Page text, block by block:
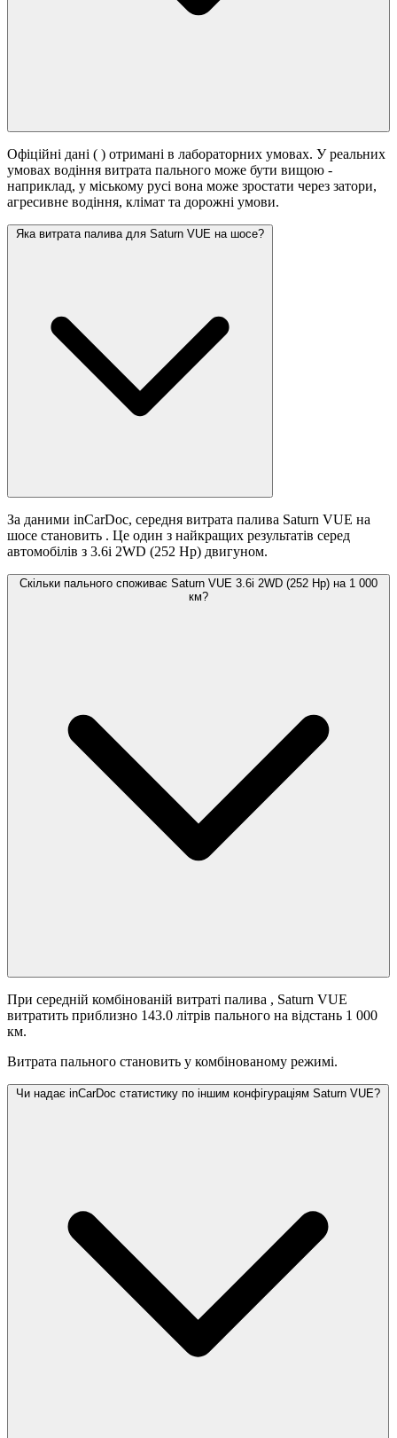
Офіційні дані ( ) отримані в лабораторних умовах. У реальних
умовах водіння витрата пального може бути вищою -
наприклад, у міському русі вона може зростати через затори,
агресивне водіння, клімат та дорожні умови.
Яка витрата палива для Saturn VUE на шосе?
За даними inCarDoc, середня витрата палива Saturn VUE на
шосе становить . Це один з найкращих результатів серед
автомобілів з 3.6i 2WD (252 Hp) двигуном.
Скільки пального споживає Saturn VUE 3.6i 2WD (252 Hp) на 1 000
км?
При середній комбінованій витраті палива , Saturn VUE
витратить приблизно 143.0 літрів пального на відстань 1 000
км.
Витрата пального становить у комбінованому режимі.
Чи надає inCarDoc статистику по іншим конфігураціям Saturn VUE?